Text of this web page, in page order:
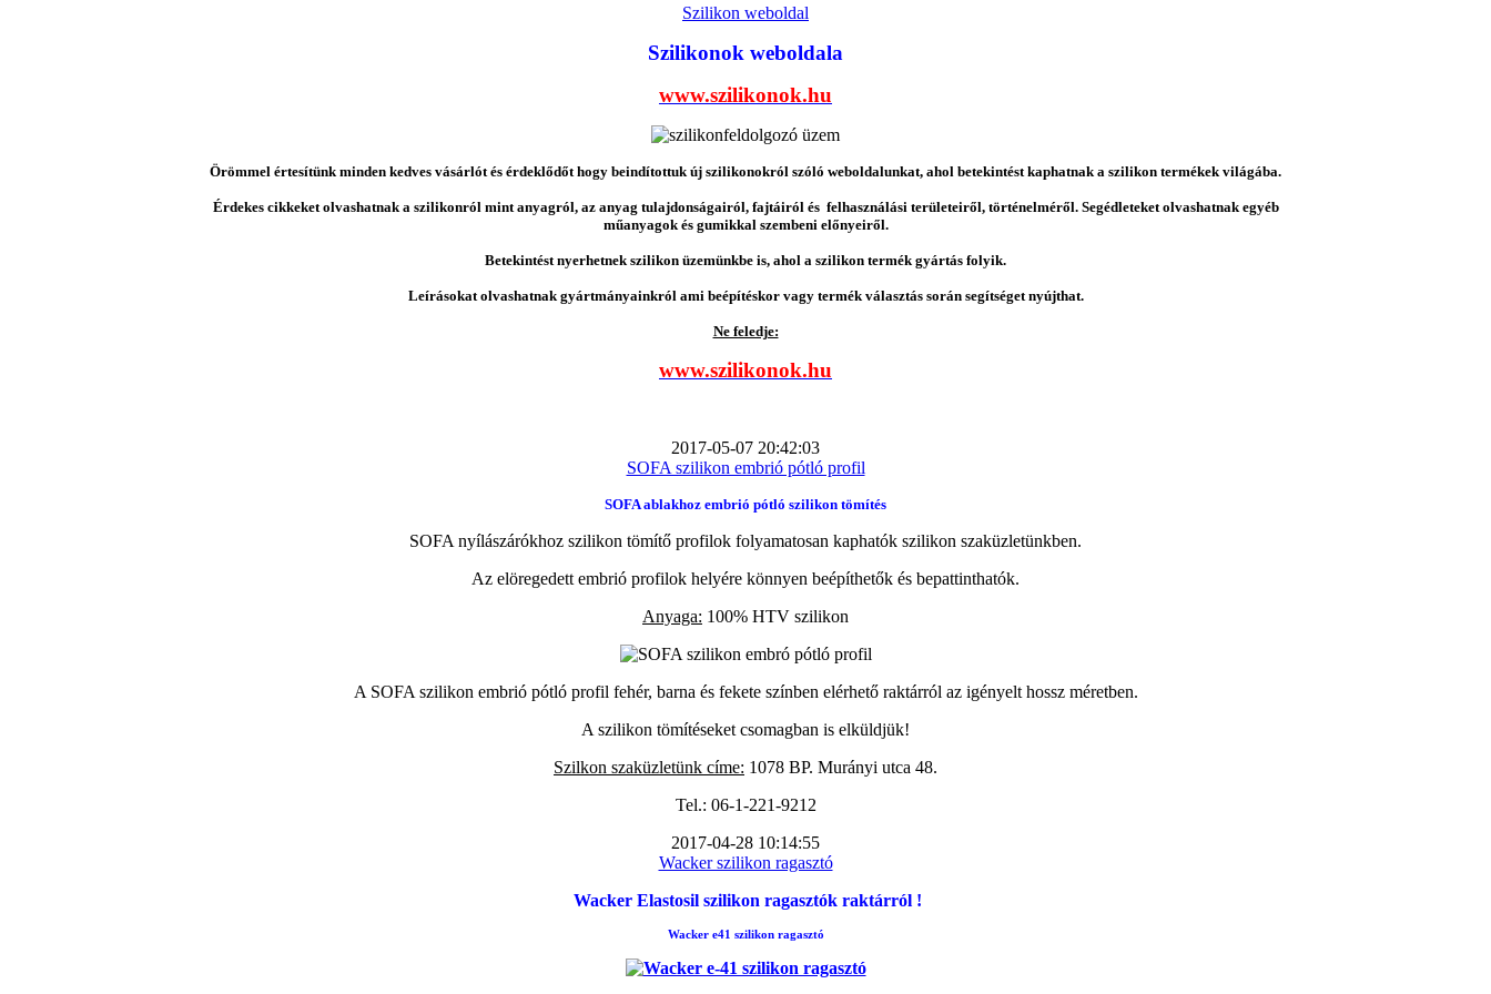
Szilikon weboldal
Szilikonok weboldala
www.szilikonok.hu
Örömmel értesítünk minden kedves vásárlót és érdeklődőt hogy beindítottuk új szilikonokról szóló weboldalunkat, ahol betekintést kaphatnak a szilikon termékek világába.
Érdekes cikkeket olvashatnak a szilikonról mint anyagról, az anyag tulajdonságairól, fajtáiról és felhasználási területeiről, történelméről. Segédleteket olvashatnak egyéb
műanyagok és gumikkal szembeni előnyeiről.
Betekintést nyerhetnek szilikon üzemünkbe is, ahol a szilikon termék gyártás folyik.
Leírásokat olvashatnak gyártmányainkról ami beépítéskor vagy termék választás során segítséget nyújthat.
Ne feledje:
www.szilikonok.hu
2017-05-07 20:42:03
SOFA szilikon embrió pótló profil
SOFA ablakhoz embrió pótló szilikon tömítés
SOFA nyílászárókhoz szilikon tömítő profilok folyamatosan kaphatók szilikon szaküzletünkben.
Az elöregedett embrió profilok helyére könnyen beépíthetők és bepattinthatók.
Anyaga: 100% HTV szilikon
A SOFA szilikon embrió pótló profil fehér, barna és fekete színben elérhető raktárról az igényelt hossz méretben.
A szilikon tömítéseket csomagban is elküldjük!
Szilkon szaküzletünk címe: 1078 BP. Murányi utca 48.
Tel.: 06-1-221-9212
2017-04-28 10:14:55
Wacker szilikon ragasztó
Wacker Elastosil szilikon ragasztók raktárról !
Wacker e41 szilikon ragasztó